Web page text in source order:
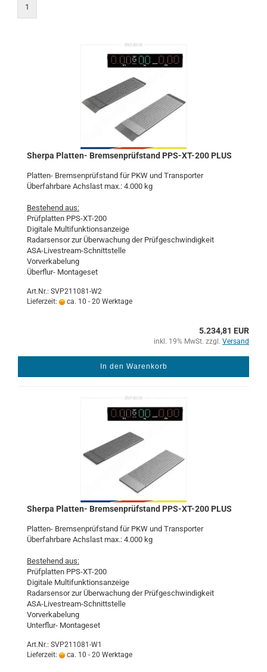
1
Sher­pa Platten-​​​​ Brem­sen­prüf­stand PPS-​XT-​200 PLUS
Platten-​ Brem­sen­prüf­stand für PKW und Trans­por­ter
Über­fahr­ba­re Achs­last max.: 4.000 kg
Be­stehend aus:
Prüf­plat­ten PPS-​XT-200
Di­gi­ta­le Mul­ti­funk­ti­ons­an­zei­ge
Ra­dar­sen­sor zur Über­wa­chung der Prüf­ge­schwin­dig­keit
ASA-​Livestream-Schnittstelle
Vor­ver­ka­be­lung
Überflur-​ Mon­ta­ges­et
Art.Nr.: SVP211081-W2
Lieferzeit:
ca. 10 - 20 Werktage
5.234,81 EUR
inkl. 19% MwSt. zzgl. Versand
In den Warenkorb
Sher­pa Platten-​​ Brem­sen­prüf­stand PPS-​XT-​200 PLUS
Platten-​ Brem­sen­prüf­stand für PKW und Trans­por­ter
Über­fahr­ba­re Achs­last max.: 4.000 kg
Be­stehend aus:
Prüf­plat­ten PPS-​XT-200
Di­gi­ta­le Mul­ti­funk­ti­ons­an­zei­ge
Ra­dar­sen­sor zur Über­wa­chung der Prüf­ge­schwin­dig­keit
ASA-​Livestream-Schnittstelle
Vor­ver­ka­be­lung
Unterflur-​ Mon­ta­ges­et
Art.Nr.: SVP211081-W1
Lieferzeit:
ca. 10 - 20 Werktage